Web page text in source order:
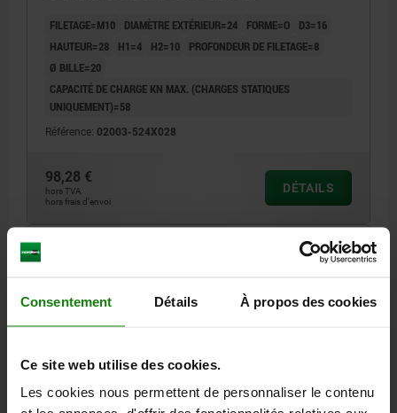
Consentement Détails À propos des cookies
Ce site web utilise des cookies.
Les cookies nous permettent de personnaliser le contenu
FILETAGE=M10 DIAMÈTRE EXTÉRIEUR=24 FORME=O
D3=16
HAUTEUR=28
H1=4 H2=10
PROFONDEUR DE FILETAGE=8
Ø BILLE=20
CAPACITÉ DE CHARGE KN MAX. (CHARGES STATIQUES
UNIQUEMENT)=58
Référence: 02003-524X028
98,28 €
hors TVA
hors frais d’envoi
DÉTAILS
SUPPORT OSCILLANT AVEC JOINT TORIQUE, M12